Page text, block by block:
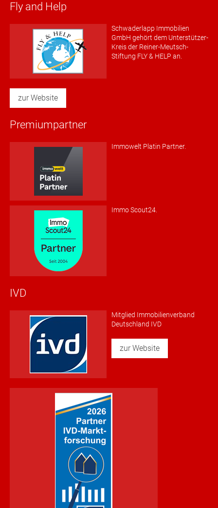
Fly and Help
Schwaderlapp Immobilien
GmbH gehört dem Unterstützer-
Kreis der Reiner-Meutsch-
Stiftung FLY & HELP an.
zur Website
Premiumpartner
Immowelt Platin Partner.
Immo Scout24.
IVD
Mitglied Immobilienverband
Deutschland IVD
zur Website